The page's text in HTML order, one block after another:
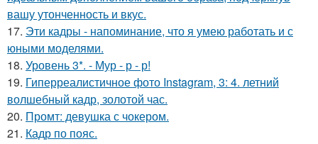
вашу утонченность и вкус.
17. Эти кадры - напоминание, что я умею работать и с
юными моделями.
18. Уровень 3*. - Мур - р - р!
19. Гиперреалистичное фото Instagram, 3: 4. летний
волшебный кадр, золотой час.
20. Промт: девушка с чокером.
21. Кадр по пояс.